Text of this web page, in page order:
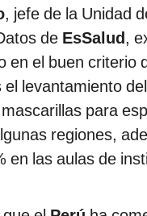
, jefe de la Unidad
de EsSalud,
en el buen criterio
el levantamiento
para
regiones,
en las aulas de